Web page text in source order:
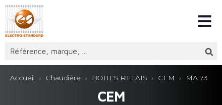
Accueil Chaudière BOITES RELAIS CEM MA 73
CEM